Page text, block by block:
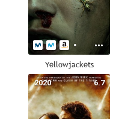
Yellowjackets
6.7
2020